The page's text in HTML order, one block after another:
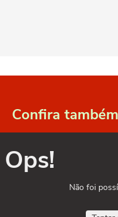
Confira
Ops!
Não foi